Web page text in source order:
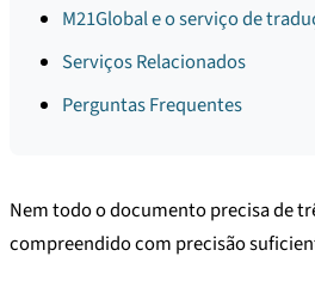
M21Global e o serviço de
Serviços Relacionados
Perguntas Frequentes
Nem todo o documento precisa de
compreendido com precisão